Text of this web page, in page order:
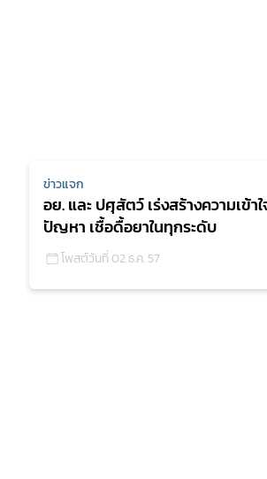
ข่าวแจก
อย. และ ปศุสัตว์ เร่งสร้างความเข้า
ปัญหา เชื้อดื้อยาในทุกระดับ
โพสต์วันที่ 02 ธ.ค. 57